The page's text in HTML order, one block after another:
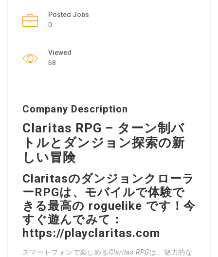
Posted Jobs
0
Viewed
68
Company Description
Claritas RPG – ターン制バ
トルとダンジョン探索の新
しい冒険
Claritasのダンジョンクローラ
ーRPGは、モバイルで体験で
きる最高の roguelike です！今
すぐ遊んでみて：
https://playclaritas.com
スマートフォンで楽しめる Claritas RPGは、魅力的な